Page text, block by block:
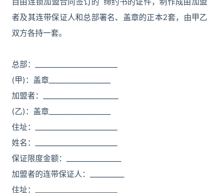
者及其连带保证人和总部署名、盖章的正本2套，由甲乙
双方各持一套。
总部：________________________
(甲)：盖章__________________
加盟者：______________________
(乙)：盖章__________________
住址：________________________
姓名：________________________
保证限度金额：________________
加盟者的连带保证人：__________
住址：________________________